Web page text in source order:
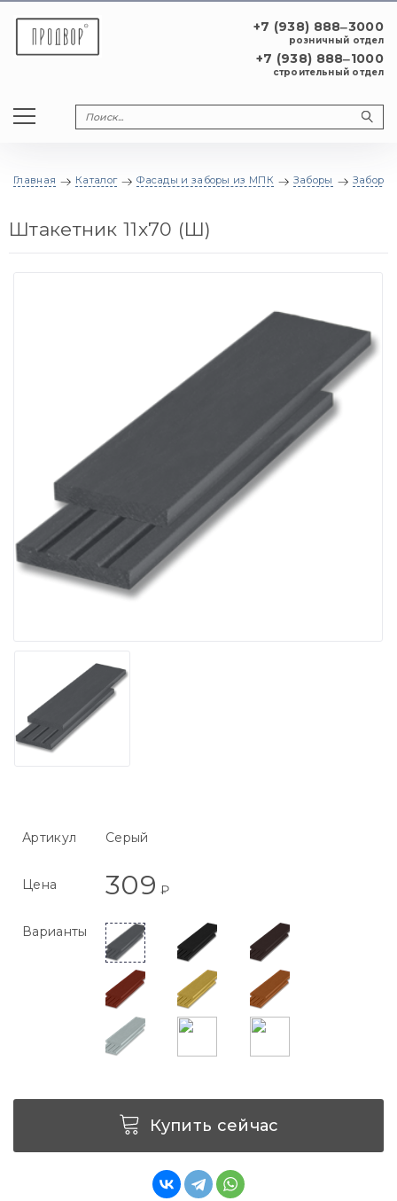
+7 (938) 888‒3000
розничный отдел
+7 (938) 888‒1000
строительный отдел
Главная Каталог Фасады и заборы из МПК Заборы
Штакетник 11x70 (Ш)
Артикул Серый
Цена 309 ₽
Варианты
Купить сейчас